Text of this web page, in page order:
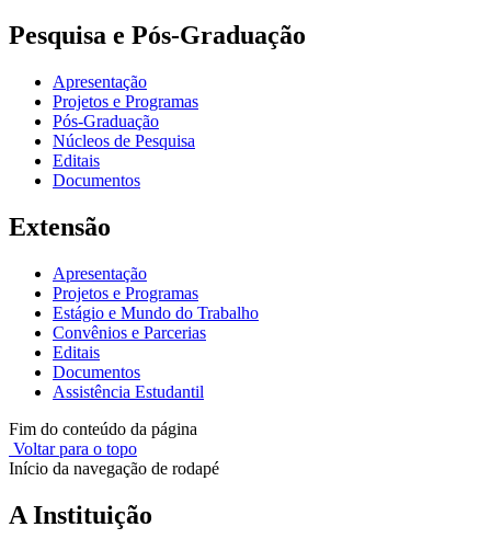
Pesquisa e Pós-Graduação
Apresentação
Projetos e Programas
Pós-Graduação
Núcleos de Pesquisa
Editais
Documentos
Extensão
Apresentação
Projetos e Programas
Estágio e Mundo do Trabalho
Convênios e Parcerias
Editais
Documentos
Assistência Estudantil
Fim do conteúdo da página
Voltar para o topo
Início da navegação de rodapé
A Instituição